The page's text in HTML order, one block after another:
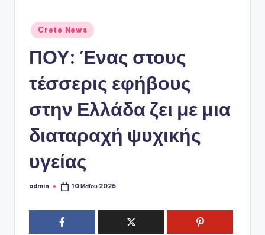
Αναρτήθηκε
σε
Crete News
ΠΟΥ: Ένας στους
τέσσερις εφήβους
στην Ελλάδα ζει με μια
διαταραχή ψυχικής
υγείας
Συγγραφέας:
admin 10 Μαΐου 2025